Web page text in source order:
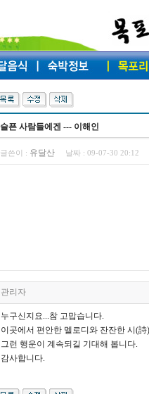
슬픈 사람들에겐 --- 이해인
글쓴이 : 유달산 날짜 : 09-07-30 20:12
관리자
누구신지요...참 고맙습니다.
이곳에서 편안한 멜로디와 잔잔한 시(
그런 행운이 계속되길 기대해 봅니다.
감사합니다.